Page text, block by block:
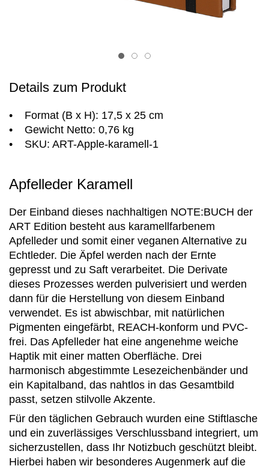
Item 1
Item 2Item 3
Details zum Produkt
• Format (B x H): 17,5 x 25 cm
• Gewicht Netto: 0,76 kg
• SKU: ART-Apple-karamell-1
Apfelleder Karamell
Der Einband dieses nachhaltigen NOTE:BUCH der
ART Edition besteht aus karamellfarbenem
Apfelleder und somit einer veganen Alternative zu
Echtleder. Die Äpfel werden nach der Ernte
gepresst und zu Saft verarbeitet. Die Derivate
dieses Prozesses werden pulverisiert und werden
dann für die Herstellung von diesem Einband
verwendet. Es ist abwischbar, mit natürlichen
Pigmenten eingefärbt, REACH-konform und PVC-
frei. Das Apfelleder hat eine angenehme weiche
Haptik mit einer matten Oberfläche. Drei
harmonisch abgestimmte Lesezeichenbänder und
ein Kapitalband, das nahtlos in das Gesamtbild
passt, setzen stilvolle Akzente.
Für den täglichen Gebrauch wurden eine Stiftlasche
und ein zuverlässiges Verschlussband integriert, um
sicherzustellen, dass Ihr Notizbuch geschützt bleibt.
Hierbei haben wir besonderes Augenmerk auf die